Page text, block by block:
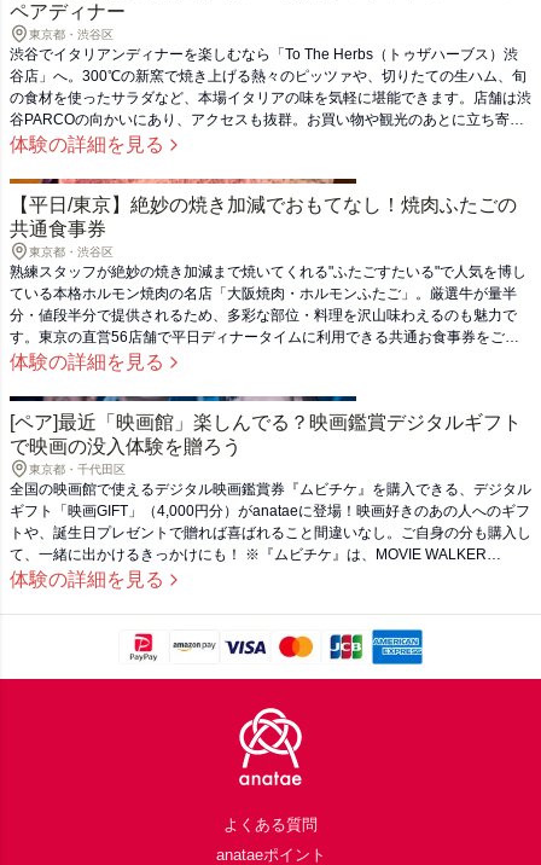
ペアディナー
東京都・渋谷区
渋谷でイタリアンディナーを楽しむなら「To The Herbs（トゥザハーブス）渋
谷店」へ。300℃の新窯で焼き上げる熱々のピッツァや、切りたての生ハム、旬
の食材を使ったサラダなど、本場イタリアの味を気軽に堪能できます。店舗は渋
谷PARCOの向かいにあり、アクセスも抜群。お買い物や観光のあとに立ち寄っ
たり、記念日のお祝いに利用したりと、ふたりでのディナーにぴったりの一軒で
プラン。ピッツァとパスタをシェアしたり、前菜とメインを組み合わせたりと、
ふたりだからこそ楽しめる自由なスタイルで、思い思いのディナーをお楽しみく
ださい。
体験の詳細を見る
【平日/東京】絶妙の焼き加減でおもてなし！焼肉ふたごの
共通食事券
東京都・渋谷区
熟練スタッフが絶妙の焼き加減まで焼いてくれる"ふたごすたいる"で人気を博し
ている本格ホルモン焼肉の名店「大阪焼肉・ホルモンふたご」。厳選牛が量半
分・値段半分で提供されるため、多彩な部位・料理を沢山味わえるのも魅力で
す。東京の直営56店舗で平日ディナータイムに利用できる共通お食事券をご用
意。あの「名物‼︎黒毛和牛のはみ出るカルビ」も、「復活旨辛ロマネコンタン」
と贅沢に堪能したい方には10,000円のチケットがおすすめです。
体験の詳細を見る
[ペア]最近「映画館」楽しんでる？映画鑑賞デジタルギフト
で映画の没入体験を贈ろう
東京都・千代田区
全国の映画館で使えるデジタル映画鑑賞券『ムビチケ』を購入できる、デジタル
ギフト「映画GIFT」（4,000円分）がanataeに登場！映画好きのあの人へのギフ
トや、誕生日プレゼントで贈れば喜ばれること間違いなし。ご自身の分も購入し
て、一緒に出かけるきっかけにも！ ※『ムビチケ』は、MOVIE WALKER
STOREおよびMOVIE WALKERアプリで購入できます。 ※上映中の映画のムビ
けます。 ※映画館の売店やグッズ購入には利用できません。
体験の詳細を見る
よくある質問
anataeポイント